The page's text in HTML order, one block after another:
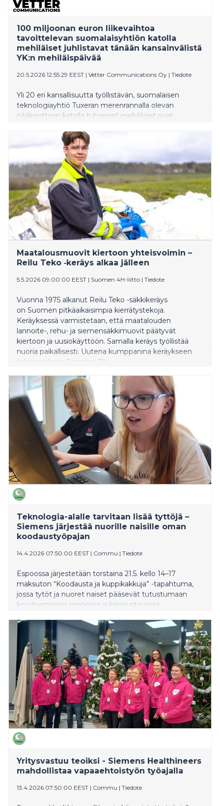
100 miljoonan euron liikevaihtoa
tavoittelevan suomalaisyhtiön katolla
mehiläiset juhlistavat tänään kansainvälistä
YK:n mehiläispäivää
20.5.2026 12:55:29 EEST | Vetter Communications Oy | Tiedote
Yli 20 eri kansallisuutta työllistävän, suomalaisen
teknologiayhtiö Tuxeran merenrannalla olevan
pääkonttorin katolla tuhannet mehiläiset ovat
huomioidaan tänään 20.5.2026 vietettävää YK:n
Maailman mehiläispäivää (World Bee Day). Yhtiö
panostaa myös työntekijöiden viihtyisyyteen
poikkeuksellisen inspiroivalla työyhteisöllä ja palvelee
globaaleja asiakkaita kuten NASAa.
Maatalousmuovit kiertoon yhteisvoimin –
Reilu Teko ‑keräys alkaa jälleen
5.5.2026 09:00:00 EEST | Suomen 4H-liitto | Tiedote
Vuonna 1975 alkanut Reilu Teko -säkkikeräys
on Suomen pitkäaikaisimpia kierrätystekoja.
Keräyksessä varmistetaan, että maatalouden
lannoite-, rehu- ja siemensäkkimuovit päätyvät
kiertoon ja uusiokäyttöön. Samalla keräys työllistää
nuoria paikallisesti. Uutena kumppanina keräykseen
tulee mukaan Junttilan Tila.
Teknologia-alalle tarvitaan lisää tyttöjä –
Siemens järjestää nuorille naisille oman
koodaustyöpajan
14.4.2026 07:50:00 EEST | Commu | Tiedote
Espoossa järjestetään torstaina 21.5. kello 14–17
maksuton “Koodausta ja kuppikakkuja” -tapahtuma,
jossa tytöt ja nuoret naiset pääsevät tutustumaan
koodaamiseen rennossa ja kannustavassa
Talolla.
Yritysvastuu teoiksi - Siemens Healthineers
mahdollistaa vapaaehtoistyön työajalla
13.4.2026 07:50:00 EEST | Commu | Tiedote